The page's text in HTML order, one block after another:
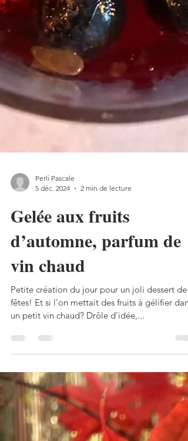
Perli Pascale
5 déc. 2024
2 min de lecture
Gelée aux fruits
d’automne, parfum de
vin chaud
un petit vin chaud? Drôle d’idée,...